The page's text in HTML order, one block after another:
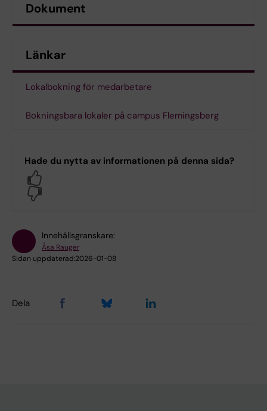
Dokument
Länkar
Lokalbokning för medarbetare
Bokningsbara lokaler på campus Flemingsberg
Hade du nytta av informationen på denna sida?
Innehållsgranskare:
Åsa Rauger
Sidan uppdaterad:2026-01-08
Dela